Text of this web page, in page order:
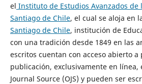
el Instituto de Estudios Avanzados de
Santiago de Chile, el cual se aloja en
Santiago de Chile, institución de
con una tradición desde 1849 en las
escritos cuentan con acceso abierto a
publicación, exclusivamente en línea,
Journal Source (OJS) y pueden ser